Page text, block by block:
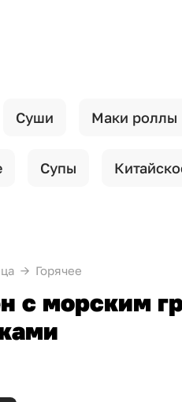
Суши Маки роллы
Супы
Горячее
с морским